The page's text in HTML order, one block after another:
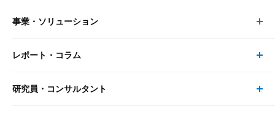
事業・ソリューション
事業・ソリューション トップ
リサーチ
レポート・コラム
レポート・コラム トップ
研究員・コンサルタント